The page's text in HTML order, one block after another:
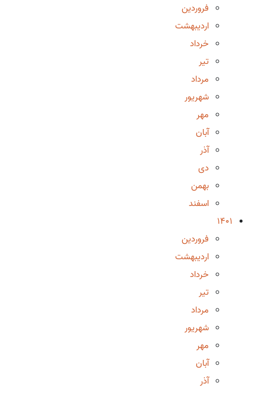
فروردین
اردیبهشت
خرداد
تیر
مرداد
شهریور
مهر
آبان
آذر
دی
بهمن
اسفند
1401
فروردین
اردیبهشت
خرداد
تیر
مرداد
شهریور
مهر
آبان
آذر